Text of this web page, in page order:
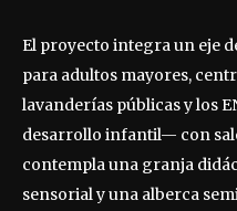
El proyecto integra un eje
para adultos mayores,
lavanderías públicas y los
desarrollo infantil— con
contempla una granja
sensorial y una alberca